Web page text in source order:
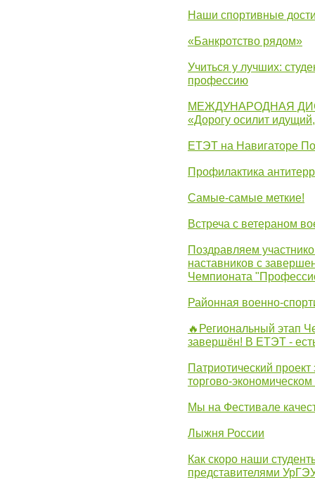
Наши спортивные
«Банкротство рядом»
Учиться у лучших:
профессию
МЕЖДУНАРОДНАЯ
«Дорогу осилит
ЕТЭТ на Навигаторе
Профилактика
Самые-самые меткие!
Встреча с ветераном
Поздравляем
наставников с
Чемпионата
Районная военно-
🔥Региональный этап
завершён! В ЕТЭТ -
Патриотический
торгово-
Мы на Фестивале
Лыжня России
Как скоро наши
представителями